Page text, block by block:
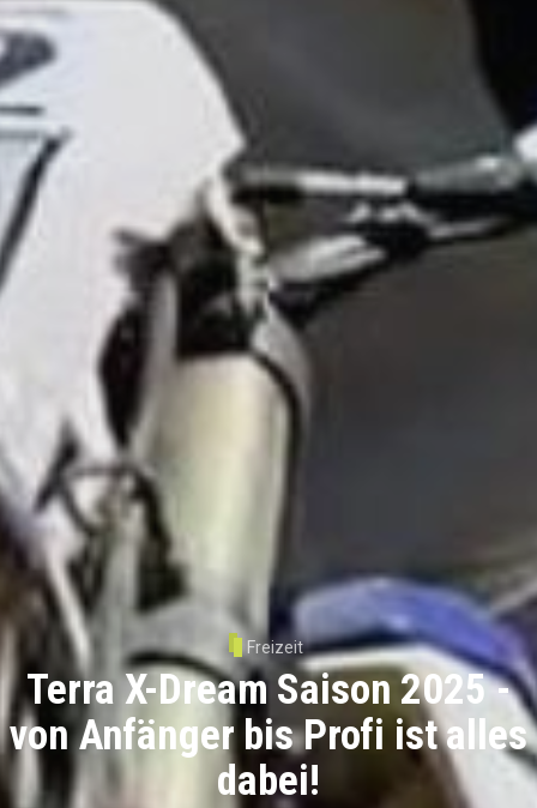
Freizeit
Terra X-Dream Saison 2025 -
von Anfänger bis Profi ist alles
dabei!